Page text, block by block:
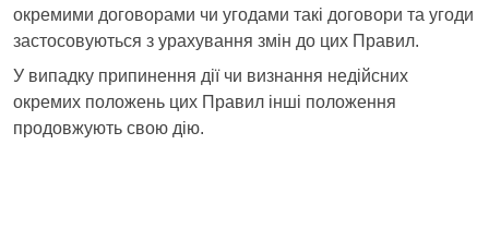
окремими договорами чи угодами такі договори та угоди
застосовуються з урахування змін до цих Правил.
У випадку припинення дії чи визнання недійсних
окремих положень цих Правил інші положення
продовжують свою дію.